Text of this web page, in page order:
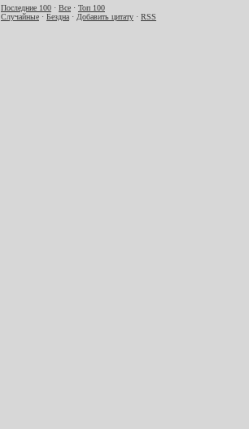
Последние 100 · Все · Топ 100
Случайные · Бездна · Добавить цитату · RSS